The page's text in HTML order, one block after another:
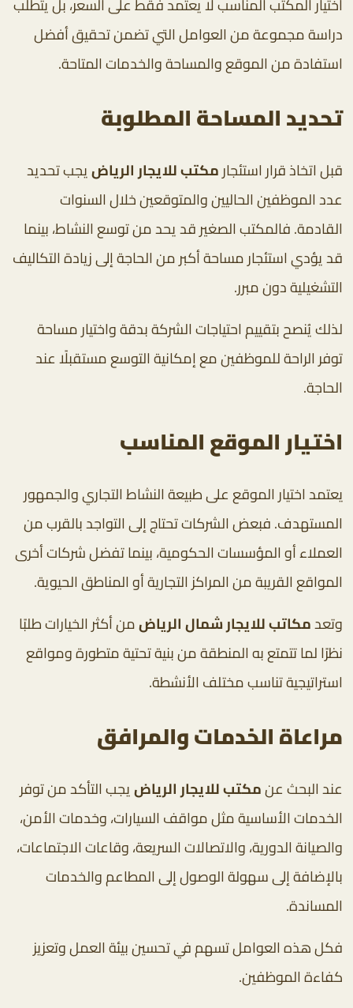
اختيار المكتب المناسب لا يعتمد فقط على السعر، بل يتطلب
دراسة مجموعة من العوامل التي تضمن تحقيق أفضل
استفادة من الموقع والمساحة والخدمات المتاحة.
تحديد المساحة المطلوبة
قبل اتخاذ قرار استئجارمكتب للايجار الرياضيجب تحديد
عدد الموظفين الحاليين والمتوقعين خلال السنوات
القادمة. فالمكتب الصغير قد يحد من توسع النشاط، بينما
قد يؤدي استئجار مساحة أكبر من الحاجة إلى زيادة التكاليف
التشغيلية دون مبرر.
لذلك يُنصح بتقييم احتياجات الشركة بدقة واختيار مساحة
توفر الراحة للموظفين مع إمكانية التوسع مستقبلًا عند
الحاجة.
اختيار الموقع المناسب
يعتمد اختيار الموقع على طبيعة النشاط التجاري والجمهور
المستهدف. فبعض الشركات تحتاج إلى التواجد بالقرب من
العملاء أو المؤسسات الحكومية، بينما تفضل شركات أخرى
المواقع القريبة من المراكز التجارية أو المناطق الحيوية.
وتعدمكاتب للايجار شمال الرياضمن أكثر الخيارات طلبًا
نظرًا لما تتمتع به المنطقة من بنية تحتية متطورة ومواقع
استراتيجية تناسب مختلف الأنشطة.
مراعاة الخدمات والمرافق
عند البحث عنمكتب للايجار الرياضيجب التأكد من توفر
الخدمات الأساسية مثل مواقف السيارات، وخدمات الأمن،
والصيانة الدورية، والاتصالات السريعة، وقاعات الاجتماعات،
بالإضافة إلى سهولة الوصول إلى المطاعم والخدمات
المساندة.
فكل هذه العوامل تسهم في تحسين بيئة العمل وتعزيز
كفاءة الموظفين.